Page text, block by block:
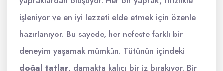
işleniyor ve en iyi lezzeti elde etmek için özenle
hazırlanıyor. Bu sayede, her nefeste farklı bir
deneyim yaşamak mümkün. Tütünün içindeki
doğal tatlar, damakta kalıcı bir iz bırakıyor. Bir